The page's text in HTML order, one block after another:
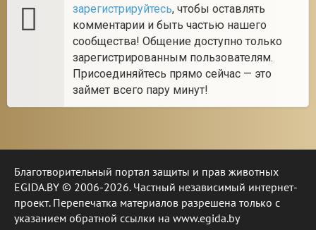
зарегистрируйтесь, чтобы оставлять
комментарии и быть частью нашего
сообщества! Общение доступно только
зарегистрированным пользователям.
Присоединяйтесь прямо сейчас — это
займет всего пару минут!
Благотворительный портал защиты и прав животных
EGIDA.BY © 2006-2026. Частный независимый интернет-
проект. Перепечатка материалов разрешена только с
указанием обратной ссылки на www.egida.by